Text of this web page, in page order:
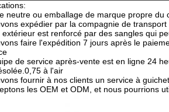
neutre ou emballage de marque propre du
expédier par la compagnie de transport
extérieur est renforcé par des sangles qui
faire l'expédition 7 jours après le
de service après-vente est en ligne 24
à l'air
fournir à nos clients un service à
les OEM et ODM, et nous pourrions